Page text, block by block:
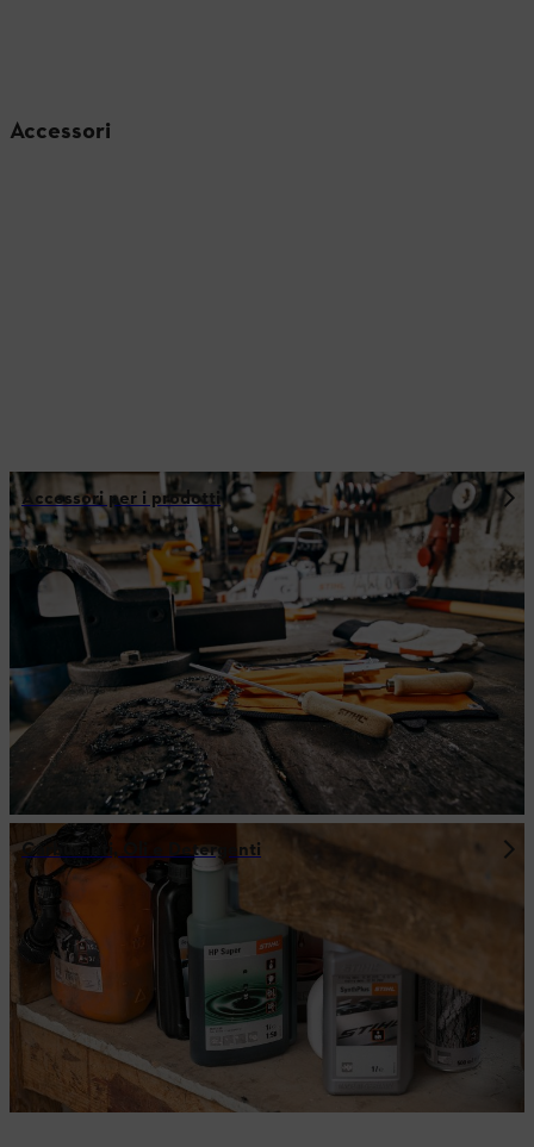
Accessori
Accessori per i prodotti
Carburanti, Oli e Detergenti